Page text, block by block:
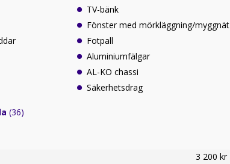
TV-bänk
Fönster med mörkläggning/myggnät
Fotpall
Aluminiumfälgar
AL-KO chassi
Säkerhetsdrag
(36)
3 200 kr